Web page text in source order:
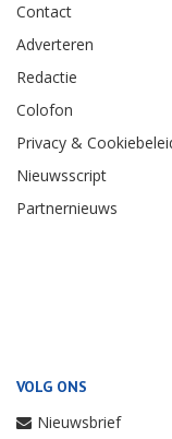
Contact
Adverteren
Redactie
Colofon
Privacy &
Nieuwsscript
Partnernieuws
VOLG ONS
Nieuwsbrief